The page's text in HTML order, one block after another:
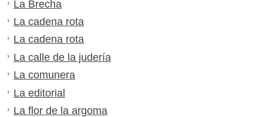
La Brecha
La cadena rota
La cadena rota
La calle de la judería
La comunera
La editorial
La flor de la argoma